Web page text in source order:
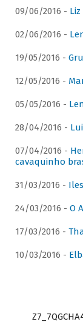
09/06/2016 -
02/06/2016 -
19/05/2016 -
12/05/2016 -
05/05/2016 -
28/04/2016 -
07/04/2016 -
cavaquinho
31/03/2016 -
24/03/2016 - O
17/03/2016 -
10/03/2016 -